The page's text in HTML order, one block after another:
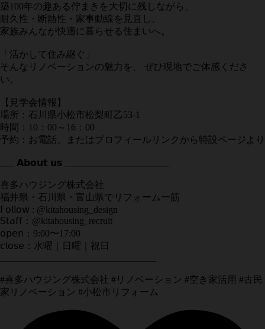
築100年の趣ある佇まきを大切に残しながら、
耐久性・断熱性・家事動線を見直し、
家族みんなが快適に暮らせる住まいへ。
「活かして住み継ぐ」
そんなリノベーションの魅力を、 ぜひ現地でご体感くださ
い。
【見学会情報】
場所：石川県小松市松梨町乙53-1
時間：10：00～16：00
予約：お電話、またはプロフィールリンクから特設ページより
___ 𝗔𝗯𝗼𝘂𝘁 𝘂𝘀 ______________________
喜多ハウジング株式会社
福井県・石川県・富山県でリフォーム一筋
𝖥𝗈𝗅𝗅𝗈𝗐 : @kitahousing_design
𝖲𝗍𝖺𝖿𝖿：@kitahousing_recruit
𝗈𝗉𝖾𝗇：9:00〜17:00
𝖼𝗅𝗈𝗌𝖾：水曜｜日曜｜祝日
#喜多ハウジング株式会社 #リノベーション #空き家活用 #古民
家リノベーション #小松市リフォーム